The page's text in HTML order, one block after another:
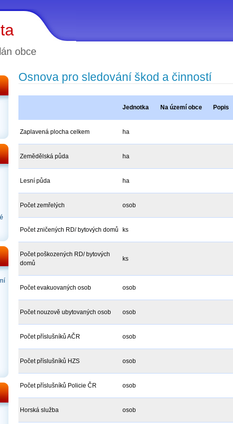
obce
Osnova pro sledování škod a činností
Jednotka Na území obce Popis
Zaplavená plocha celkem ha
Zemědělská půda ha
Lesní půda ha
Počet zemřelých osob
Počet zničených RD/ bytových domů ks
Počet poškozených RD/ bytových
domů
ks
Počet evakuovaných osob osob
Počet nouzově ubytovaných osob osob
Počet příslušníků AČR osob
Počet příslušníků HZS osob
Počet příslušníků Policie ČR osob
Horská služba osob